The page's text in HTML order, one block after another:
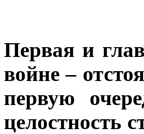
Первая и
войне –
первую
целостность